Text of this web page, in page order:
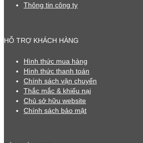
Thông tin công ty
HỖ TRỢ KHÁCH HÀNG
Hình thức mua hàng
Hình thức thanh toán
Chính sách vận chuyển
Thắc mắc & khiếu nại
Chủ sở hữu website
Chính sách bảo mật